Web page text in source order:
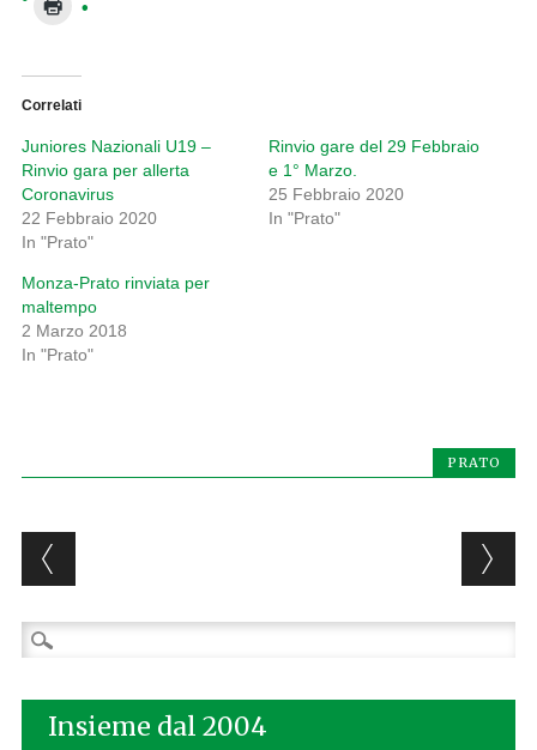
Correlati
Juniores Nazionali U19 –
Rinvio gara per allerta
Coronavirus
22 Febbraio 2020
In "Prato"
Rinvio gare del 29 Febbraio
e 1° Marzo.
25 Febbraio 2020
In "Prato"
Monza-Prato rinviata per
maltempo
2 Marzo 2018
In "Prato"
PRATO
Post navigation
Ricerca
per:
Insieme dal 2004